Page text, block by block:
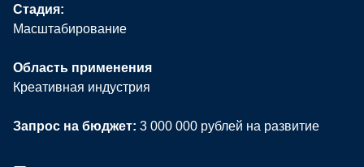
Стадия:
Масштабирование
Область применения
Креативная индустрия
Запрос на бюджет: 3 000 000 рублей на развитие